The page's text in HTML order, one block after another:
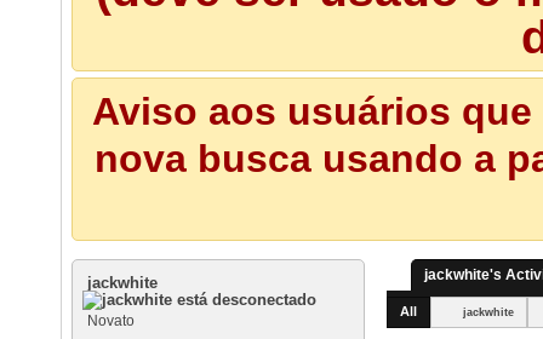
Aviso aos usuários
nova busca usando a
jackwhite
Novato
jackwhite's
All jackwhite